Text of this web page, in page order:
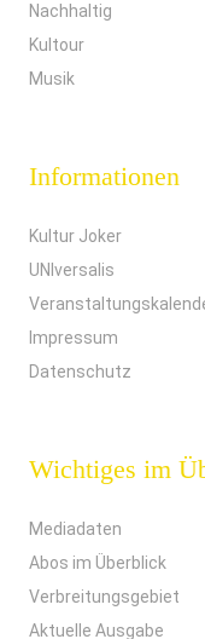
Nachhaltig
Kultour
Musik
Informationen
Kultur Joker
UNIversalis
Impressum
Datenschutz
Wichtiges im
Mediadaten
Abos im Überblick
Verbreitungsgebiet
Aktuelle Ausgabe